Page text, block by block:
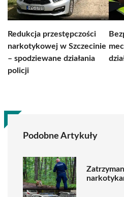
Redukcja przestępczości
narkotykowej w Szczecinie
– spodziewane działania
policji
Podobne Artykuły